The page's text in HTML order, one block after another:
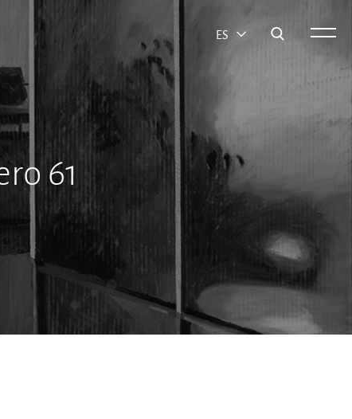
ES
61